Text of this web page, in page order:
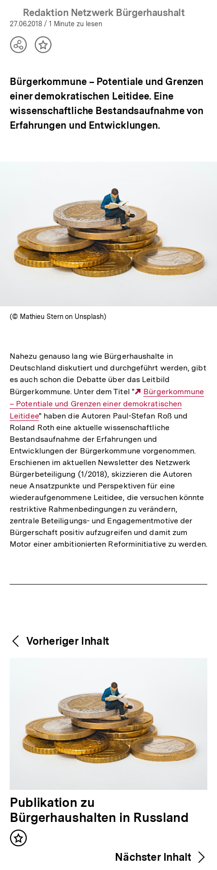
Redaktion Netzwerk Bürgerhaushalt
27.06.2018 / 1 Minute zu lesen
TeilenInhalt
Bürgerkommune – Potentiale und Grenzen
einer demokratischen Leitidee. Eine
wissenschaftliche Bestandsaufnahme von
Erfahrungen und Entwicklungen.
(© Mathieu Stern on Unsplash)
Nahezu genauso lang wie Bürgerhaushalte in
Deutschland diskutiert und durchgeführt werden, gibt
es auch schon die Debatte über das Leitbild
Bürgerkommune. Unter dem Titel "
Externer
Link:
Bürgerkommune
– Potentiale und Grenzen einer demokratischen
Leitidee" haben die Autoren Paul-Stefan Roß und
Roland Roth eine aktuelle wissenschaftliche
Bestandsaufnahme der Erfahrungen und
Entwicklungen der Bürgerkommune vorgenommen.
Erschienen im aktuellen Newsletter des Netzwerk
Bürgerbeteiligung (1/2018), skizzieren die Autoren
neue Ansatzpunkte und Perspektiven für eine
wiederaufgenommene Leitidee, die versuchen könnte
restriktive Rahmenbedingungen zu verändern,
zentrale Beteiligungs- und Engagementmotive der
Bürgerschaft positiv aufzugreifen und damit zum
Motor einer ambitionierten Reforminitiative zu werden.
Weitere
Content-
Navigation
Vorheriger Inhalt
V
o
r
h
Publikation zu
Bürgerhaushalten in Russland
Inhalt
Nächster Inhalt